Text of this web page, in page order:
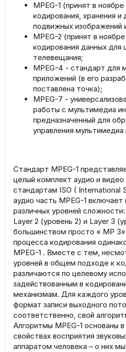
MPEG-1 (принят в
кодирования, хранения и
подвижных изображений
MPEG-2 (принят в
кодирования данных для
телевещания;
MPEG-4 - стандарт для
приложений (в его
поставлена точка);
MPEG-7 -
работы с мультимедиа
предназначенный для
управления
Стандарт MPEG-1
целый комплект аудио и
стандартам ISO ( International
аудио часть MPEG-1
различных уровней сложности:
Layer 2 (уровень 2) и Layer 3
большинством просто « MP
процесса кодирования
MPEG-1 . Вместе с тем,
уровней в общем подходе к
различаются по целевому
задействованным в
механизмам. Для каждого
формат записи выходного
соответственно, свой
Алгоритмы MPEG-1 основаны
свойствах восприятия
аппаратом человека – о них